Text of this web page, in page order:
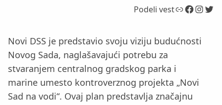
Podeli vestLink Facebook InstagramTwitter
Novi DSS je predstavio svoju viziju budućnosti
Novog Sada, naglašavajući potrebu za
stvaranjem centralnog gradskog parka i
marine umesto kontroverznog projekta „Novi
Sad na vodi“. Ovaj plan predstavlja značajnu